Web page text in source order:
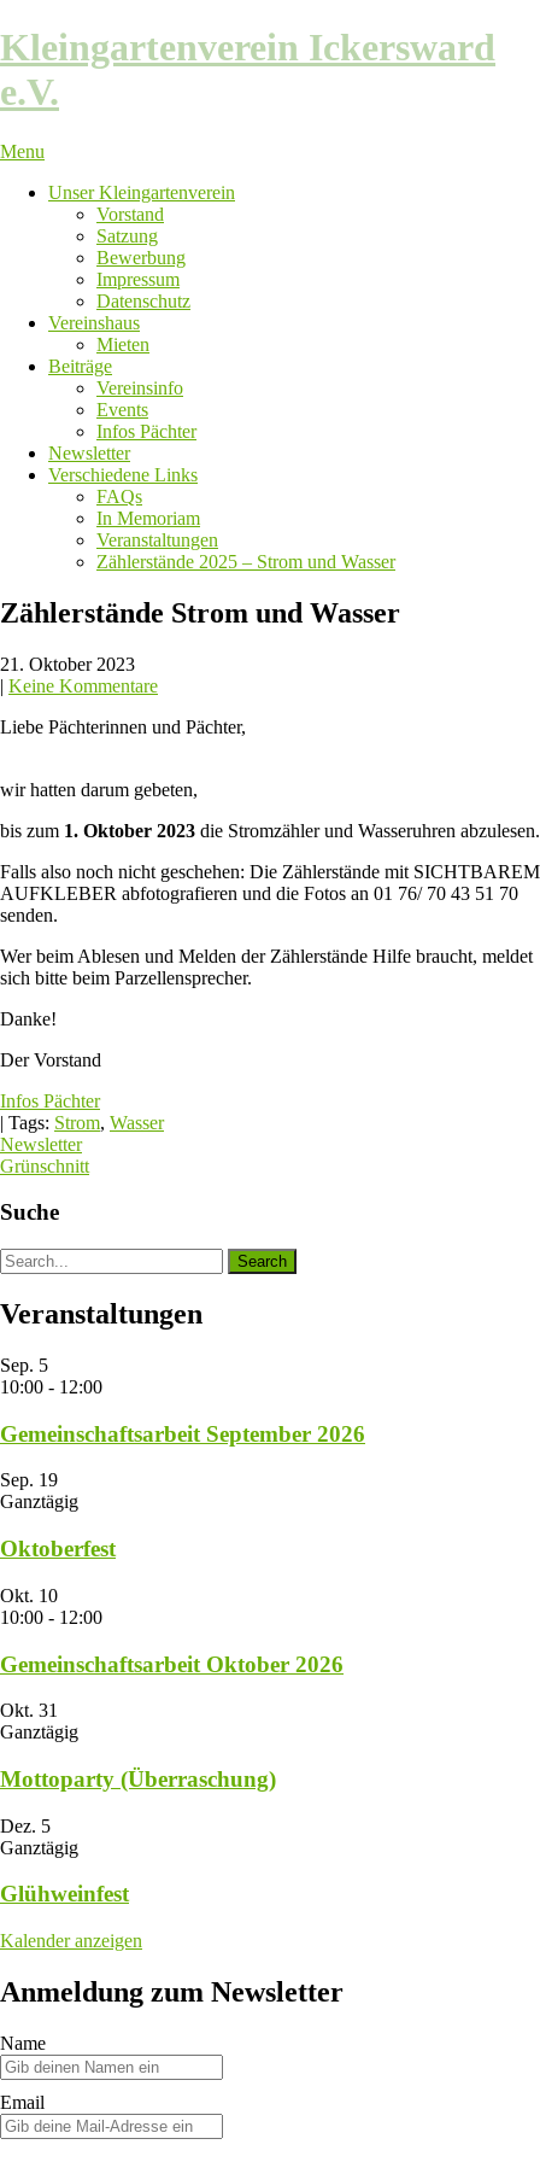
Skip
to
content
Kleingartenverein Ickersward
e.V.
Menu
Unser Kleingartenverein
Vorstand
Satzung
Bewerbung
Impressum
Datenschutz
Vereinshaus
Mieten
Beiträge
Vereinsinfo
Events
Infos Pächter
Newsletter
Verschiedene Links
FAQs
In Memoriam
Veranstaltungen
Zählerstände 2025 – Strom und Wasser
Zählerstände Strom und Wasser
21. Oktober 2023
| Keine Kommentare
Liebe Pächterinnen und Pächter,
wir hatten darum gebeten,
bis zum 1. Oktober 2023 die Stromzähler und Wasseruhren abzulesen.
Falls also noch nicht geschehen: Die Zählerstände mit SICHTBAREM
AUFKLEBER abfotografieren und die Fotos an 01 76/ 70 43 51 70
senden.
Wer beim Ablesen und Melden der Zählerstände Hilfe braucht, meldet
sich bitte beim Parzellensprecher.
Danke!
Der Vorstand
Infos Pächter
| Tags: Strom, Wasser
Beitragsnavigation
Newsletter
Grünschnitt
Suche
Veranstaltungen
Sep. 5
10:00 - 12:00
Gemeinschaftsarbeit September 2026
Sep. 19
Ganztägig
Oktoberfest
Okt. 10
10:00 - 12:00
Gemeinschaftsarbeit Oktober 2026
Okt. 31
Ganztägig
Mottoparty (Überraschung)
Dez. 5
Ganztägig
Glühweinfest
Kalender anzeigen
Anmeldung zum Newsletter
Name
Email